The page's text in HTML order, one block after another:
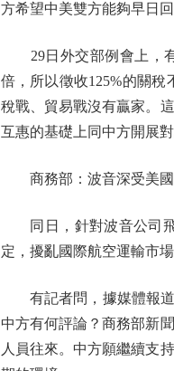
方希望中美雙方能夠早日
29日外交部例會上，有
倍，所以徵收125%的關
稅戰、貿易戰沒有贏家。
互惠的基礎上同中方開展對
商務部：波音深受美國
同日，針對波音公司飛
定，擾亂國際航空運輸市
有記者問，據媒體報道
中方有何評論？商務部新
人員往來。中方願繼續支